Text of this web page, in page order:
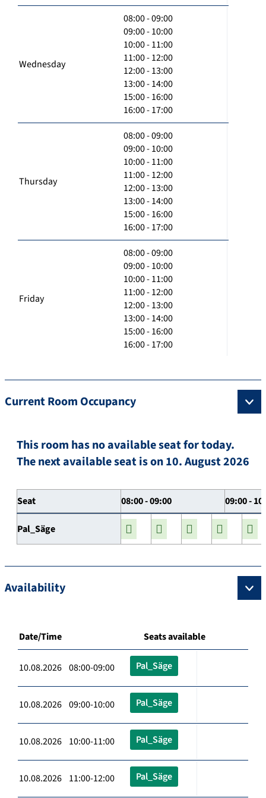
Wednesday
08:00 - 09:00
09:00 - 10:00
10:00 - 11:00
11:00 - 12:00
12:00 - 13:00
13:00 - 14:00
15:00 - 16:00
16:00 - 17:00
Thursday
08:00 - 09:00
09:00 - 10:00
10:00 - 11:00
11:00 - 12:00
12:00 - 13:00
13:00 - 14:00
15:00 - 16:00
16:00 - 17:00
Friday
08:00 - 09:00
09:00 - 10:00
10:00 - 11:00
11:00 - 12:00
12:00 - 13:00
13:00 - 14:00
15:00 - 16:00
16:00 - 17:00
Current Room Occupancy
This room has no available seat for today.
The next available seat is on 10. August 2026
Seat 08:00 - 09:00 09:00 -
Pal_Säge
Availability
Date/Time Seats available
10.08.2026 08:00-09:00 Pal_Säge
10.08.2026 09:00-10:00 Pal_Säge
10.08.2026 10:00-11:00 Pal_Säge
10.08.2026 11:00-12:00 Pal_Säge